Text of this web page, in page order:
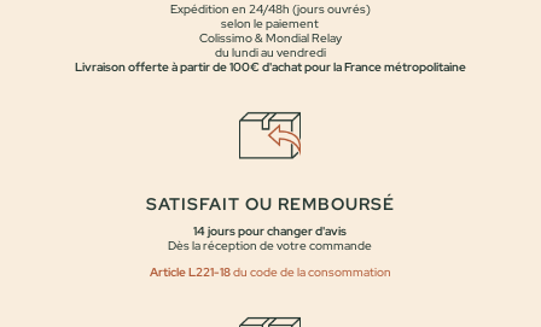
Expédition en 24/48h (jours ouvrés)
selon le paiement
Colissimo & Mondial Relay
du lundi au vendredi
Livraison offerte à partir de 100€ d'achat pour la France métropolitaine
SATISFAIT OU REMBOURSÉ
14 jours pour changer d'avis
Dès la réception de votre commande
Article L221-18du code de la consommation